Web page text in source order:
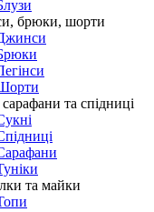
брюки, шорти
та спідниці
та майки